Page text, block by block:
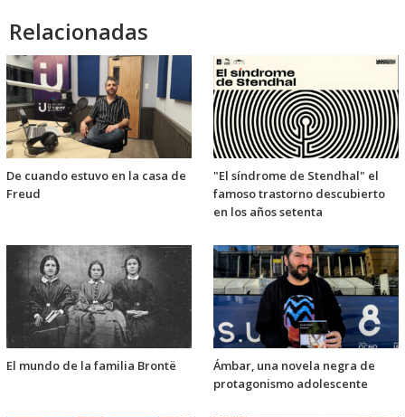
Relacionadas
De cuando estuvo en la casa de
Freud
"El síndrome de Stendhal" el
famoso trastorno descubierto
en los años setenta
El mundo de la familia Brontë
Ámbar, una novela negra de
protagonismo adolescente